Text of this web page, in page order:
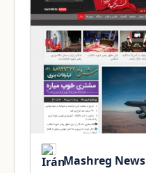
Mashreg News